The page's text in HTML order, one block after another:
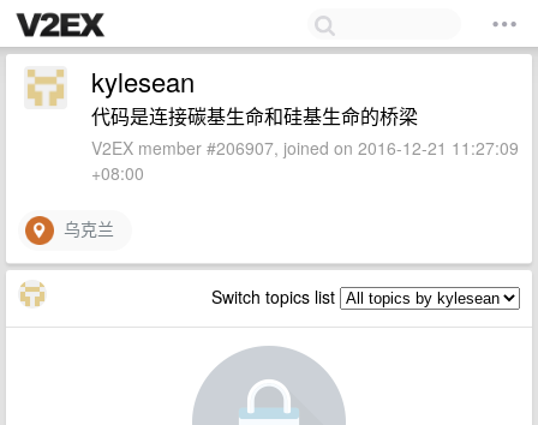
kylesean
代码是连接碳基生命和硅基生命的桥梁
V2EX member #206907, joined on 2016-12-21 11:27:09
+08:00
乌克兰
Switch topics list